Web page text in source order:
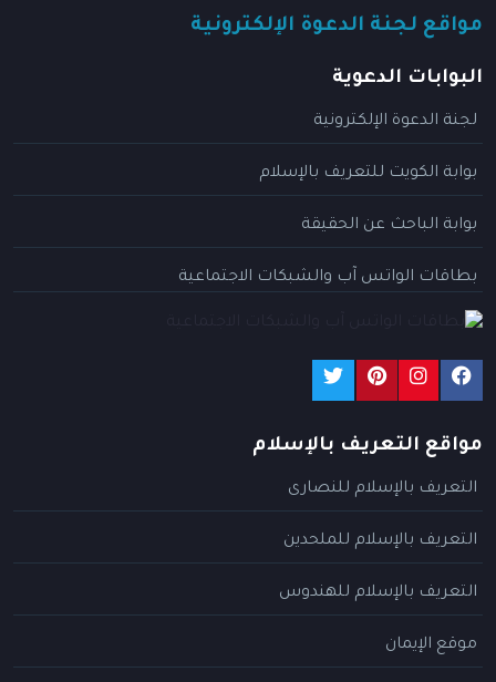
مواقع لجنة الدعوة الإلكترونية
البوابات الدعوية
لجنة الدعوة الإلكترونية
بوابة الكويت للتعريف بالإسلام
بوابة الباحث عن الحقيقة
بطاقات الواتس آب والشبكات الاجتماعية
مواقع التعريف بالإسلام
التعريف بالإسلام للنصارى
التعريف بالإسلام للملحدين
التعريف بالإسلام للهندوس
موقع الإيمان